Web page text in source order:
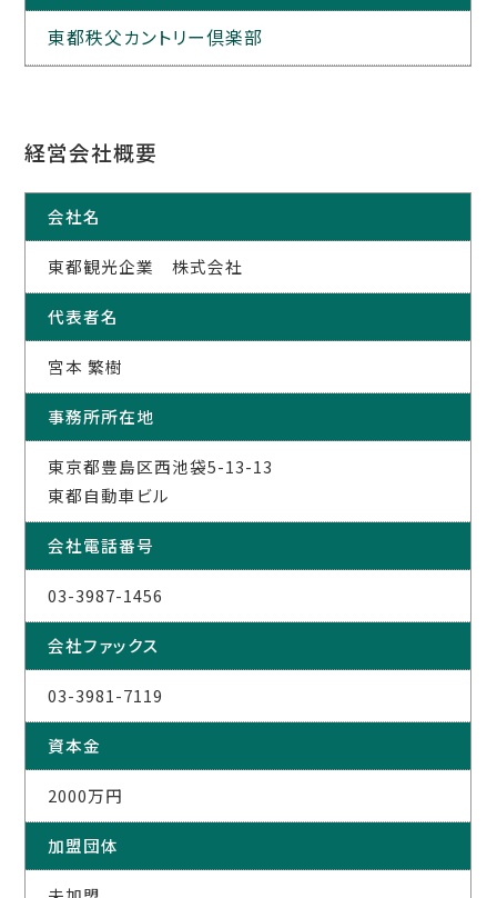
東都秩父カントリー倶楽部
経営会社概要
会社名
東都観光企業 株式会社
代表者名
宮本 繁樹
事務所所在地
東京都豊島区西池袋5-13-13
東都自動車ビル
会社電話番号
03-3987-1456
会社ファックス
03-3981-7119
資本金
2000万円
加盟団体